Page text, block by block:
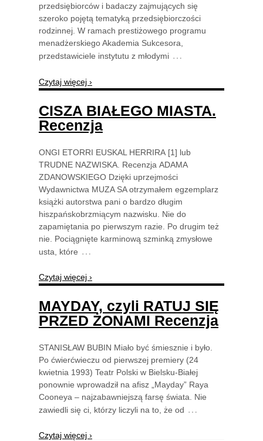
przedsiębiorców i badaczy zajmujących się
szeroko pojętą tematyką przedsiębiorczości
rodzinnej. W ramach prestiżowego programu
menadżerskiego Akademia Sukcesora,
przedstawiciele instytutu z młodymi …
Czytaj więcej ›
CISZA BIAŁEGO MIASTA.
Recenzja
ONGI ETORRI EUSKAL HERRIRA [1] lub
TRUDNE NAZWISKA. Recenzja ADAMA
ZDANOWSKIEGO Dzięki uprzejmości
Wydawnictwa MUZA SA otrzymałem egzemplarz
książki autorstwa pani o bardzo długim
hiszpańskobrzmiącym nazwisku. Nie do
zapamiętania po pierwszym razie. Po drugim też
nie. Pociągnięte karminową szminką zmysłowe
usta, które …
Czytaj więcej ›
MAYDAY, czyli RATUJ SIĘ
PRZED ŻONAMI Recenzja
STANISŁAW BUBIN Miało być śmiesznie i było.
Po ćwierćwieczu od pierwszej premiery (24
kwietnia 1993) Teatr Polski w Bielsku-Białej
ponownie wprowadził na afisz „Mayday” Raya
Cooneya – najzabawniejszą farsę świata. Nie
zawiedli się ci, którzy liczyli na to, że od …
Czytaj więcej ›